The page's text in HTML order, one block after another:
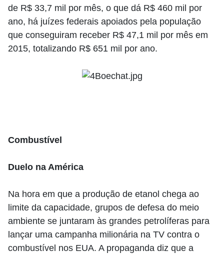
de R$ 33,7 mil por mês, o que dá R$ 460 mil por
ano, há juízes federais apoiados pela população
que conseguiram receber R$ 47,1 mil por mês em
2015, totalizando R$ 651 mil por ano.
Combustível
Duelo na América
Na hora em que a produção de etanol chega ao
limite da capacidade, grupos de defesa do meio
ambiente se juntaram às grandes petrolíferas para
lançar uma campanha milionária na TV contra o
combustível nos EUA. A propaganda diz que a